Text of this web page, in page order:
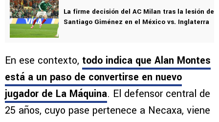
La firme decisión del AC Milan tras la lesión de
Santiago Giménez en el México vs. Inglaterra
En ese contexto, todo indica que Alan Montes
está a un paso de convertirse en nuevo
jugador de La Máquina. El defensor central de
25 años, cuyo pase pertenece a Necaxa, viene